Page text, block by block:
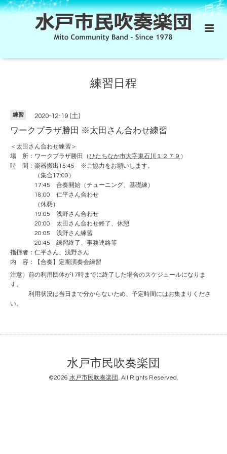
練習日程
練習 2020-12-19 (土)
ワークプラザ勝田 ※太田さん合わせ練習
＜太田さん合わせ練習＞
場 所：ワークプラザ勝田（ひたちなか市大字東石川１２７９ ）
時 間：楽器搬出15:45 ※ご協力をお願いします。
（集合17:00）
17:45 合奏開始（チューニング、基礎練）
18:00 仁平さん合わせ
（休憩）
19:05 浅野さん合わせ
20:00 太田さん合わせ終了、休憩
20:05 浅野さん練習
20:45 練習終了、事務連絡等
指揮者：仁平さん、浅野さん
内 容：【合奏】定期演奏会練習
注意）前の利用団体が17時までに終了した場合のスケジュールになりま
す。
利用状況は当日まで分からないため、予定時間にはお集まりくださ
い。
水戸市民吹奏楽団
©2026 水戸市民吹奏楽団 . All Rights Reserved.